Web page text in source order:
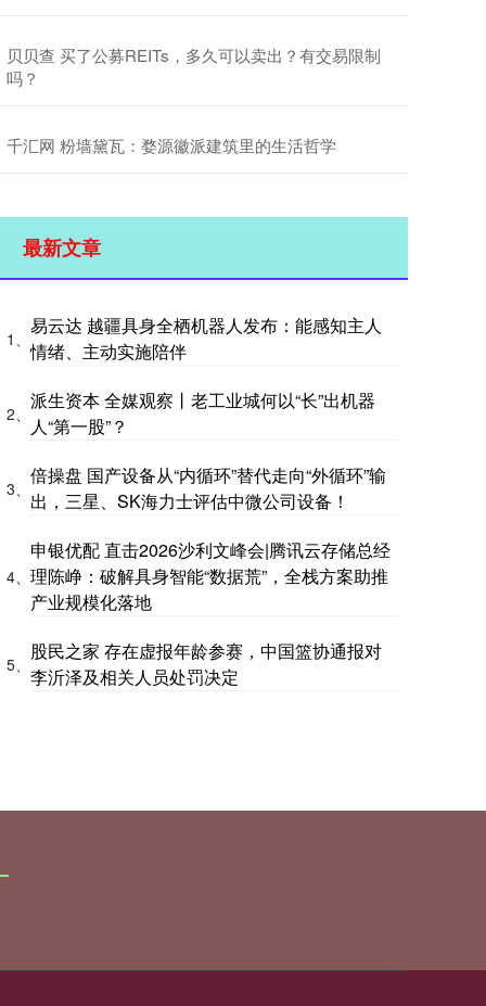
贝贝查 买了公募REITs，多久可以卖出？有交易限制
吗？
千汇网 粉墙黛瓦：婺源徽派建筑里的生活哲学
最新文章
1、
易云达 越疆具身全栖机器人发布：能感知主人
情绪、主动实施陪伴
2、
派生资本 全媒观察丨老工业城何以“长”出机器
人“第一股”？
3、
倍操盘 国产设备从“内循环”替代走向“外循环”输
出，三星、SK海力士评估中微公司设备！
4、
申银优配 直击2026沙利文峰会|腾讯云存储总经
理陈峥：破解具身智能“数据荒”，全栈方案助推
产业规模化落地
5、
股民之家 存在虚报年龄参赛，中国篮协通报对
李沂泽及相关人员处罚决定